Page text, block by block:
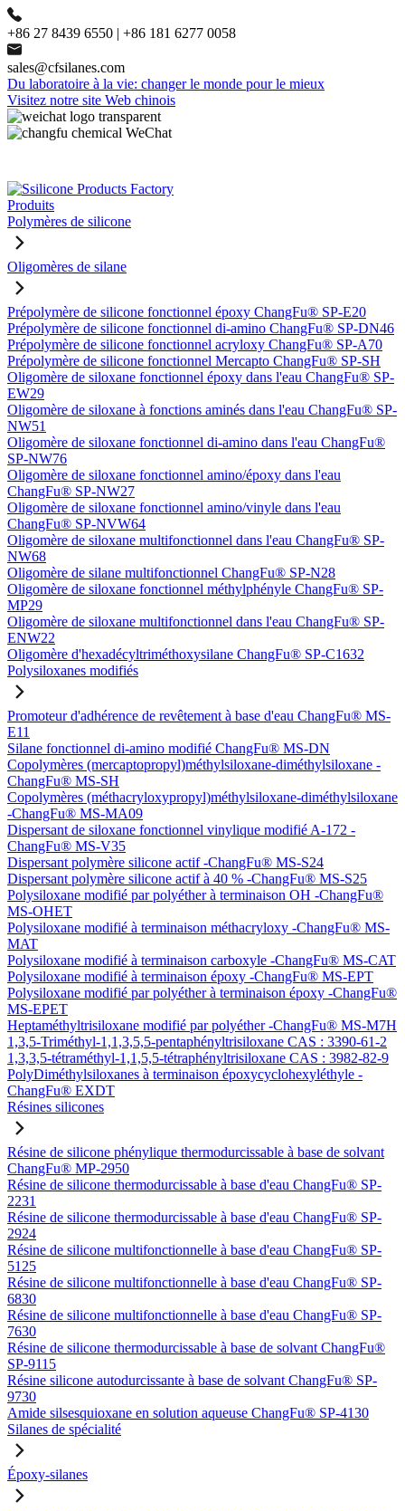
+86 27 8439 6550 | +86 181 6277 0058
sales@cfsilanes.com
Du laboratoire à la vie: changer le monde pour le mieux
Visitez notre site Web chinois
Produits
Polymères de silicone
Oligomères de silane
Prépolymère de silicone fonctionnel époxy ChangFu® SP-E20
Prépolymère de silicone fonctionnel di-amino ChangFu® SP-DN46
Prépolymère de silicone fonctionnel acryloxy ChangFu® SP-A70
Prépolymère de silicone fonctionnel Mercapto ChangFu® SP-SH
Oligomère de siloxane fonctionnel époxy dans l'eau ChangFu® SP-
EW29
Oligomère de siloxane à fonctions aminés dans l'eau ChangFu® SP-
NW51
Oligomère de siloxane fonctionnel di-amino dans l'eau ChangFu®
SP-NW76
Oligomère de siloxane fonctionnel amino/époxy dans l'eau
ChangFu® SP-NW27
Oligomère de siloxane fonctionnel amino/vinyle dans l'eau
ChangFu® SP-NVW64
Oligomère de siloxane multifonctionnel dans l'eau ChangFu® SP-
NW68
Oligomère de silane multifonctionnel ChangFu® SP-N28
Oligomère de siloxane fonctionnel méthylphényle ChangFu® SP-
MP29
Oligomère de siloxane multifonctionnel dans l'eau ChangFu® SP-
ENW22
Oligomère d'hexadécyltriméthoxysilane ChangFu® SP-C1632
Polysiloxanes modifiés
Promoteur d'adhérence de revêtement à base d'eau ChangFu® MS-
E11
Silane fonctionnel di-amino modifié ChangFu® MS-DN
Copolymères (mercaptopropyl)méthylsiloxane-diméthylsiloxane -
ChangFu® MS-SH
Copolymères (méthacryloxypropyl)méthylsiloxane-diméthylsiloxane
-ChangFu® MS-MA09
Dispersant de siloxane fonctionnel vinylique modifié A-172 -
ChangFu® MS-V35
Dispersant polymère silicone actif -ChangFu® MS-S24
Dispersant polymère silicone actif à 40 % -ChangFu® MS-S25
Polysiloxane modifié par polyéther à terminaison OH -ChangFu®
MS-OHET
Polysiloxane modifié à terminaison méthacryloxy -ChangFu® MS-
MAT
Polysiloxane modifié à terminaison carboxyle -ChangFu® MS-CAT
Polysiloxane modifié à terminaison époxy -ChangFu® MS-EPT
Polysiloxane modifié par polyéther à terminaison époxy -ChangFu®
MS-EPET
Heptaméthyltrisiloxane modifié par polyéther -ChangFu® MS-M7H
1,3,5-Triméthyl-1,1,3,5,5-pentaphényltrisiloxane CAS : 3390-61-2
1,3,3,5-tétraméthyl-1,1,5,5-tétraphényltrisiloxane CAS : 3982-82-9
PolyDiméthylsiloxanes à terminaison époxycyclohexyléthyle -
ChangFu® EXDT
Résines silicones
Résine de silicone phénylique thermodurcissable à base de solvant
ChangFu® MP-2950
Résine de silicone thermodurcissable à base d'eau ChangFu® SP-
2231
Résine de silicone thermodurcissable à base d'eau ChangFu® SP-
2924
Résine de silicone multifonctionnelle à base d'eau ChangFu® SP-
5125
Résine de silicone multifonctionnelle à base d'eau ChangFu® SP-
6830
Résine de silicone multifonctionnelle à base d'eau ChangFu® SP-
7630
Résine de silicone thermodurcissable à base de solvant ChangFu®
SP-9115
Résine silicone autodurcissante à base de solvant ChangFu® SP-
9730
Amide silsesquioxane en solution aqueuse ChangFu® SP-4130
Silanes de spécialité
Époxy-silanes